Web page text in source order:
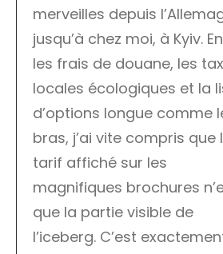
merveilles depuis
jusqu’à chez moi, à Kyiv.
les frais de douane, les
locales écologiques et la
d’options longue comme
bras, j’ai vite compris que
tarif affiché sur les
magnifiques brochures
que la partie visible de
l’iceberg. C’est